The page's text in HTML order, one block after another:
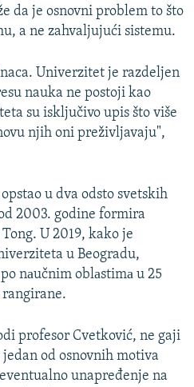
da je osnovni problem to što
a ne zahvaljujući sistemu.
Univerzitet je razdeljen
nauka ne postoji kao
su isključivo upis što više
njih oni preživljavaju",
u dva odsto svetskih
2003. godine formira
U 2019, kako je
u Beogradu,
nаučnim oblаstimа u 25
profesor Cvetković, ne gaji
jedan od osnovnih motiva
unapređenje na